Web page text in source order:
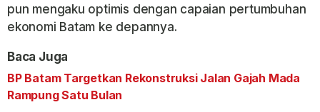
pun mengaku optimis dengan capaian pertumbuhan
ekonomi Batam ke depannya.
Baca Juga
BP Batam Targetkan Rekonstruksi Jalan Gajah Mada
Rampung Satu Bulan